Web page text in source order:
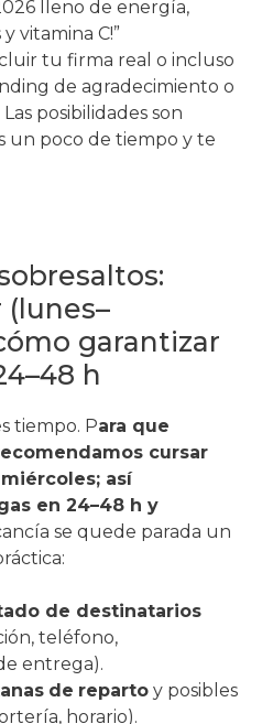
lleno de energía,
vitamina C!”
tu firma real o incluso
de agradecimiento o
posibilidades son
un poco de tiempo y te
garantizar
h
tiempo. Para que
cursar
así
en 24–48 h y
se quede parada un
de destinatarios
teléfono,
entrega).
de reparto y posibles
horario).